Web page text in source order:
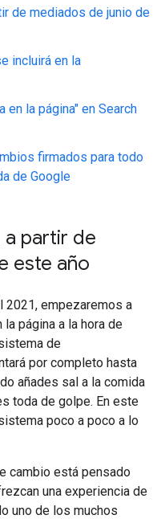
de mediados de junio de
incluirá en la
en la página" en Search
firmados para todo
de Google
a partir de
este año
2021, empezaremos a
página a la hora de
de
por completo hasta
añades sal a la comida
toda de golpe. En este
poco a poco a lo
cambio está pensado
una experiencia de
uno de los muchos